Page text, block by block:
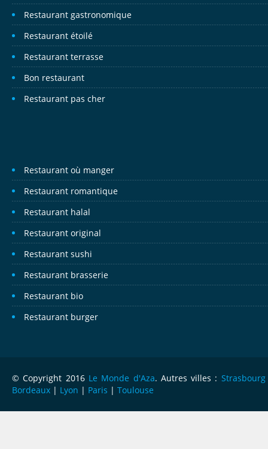
Restaurant gastronomique
Restaurant étoilé
Restaurant terrasse
Bon restaurant
Restaurant pas cher
Restaurant où manger
Restaurant romantique
Restaurant halal
Restaurant original
Restaurant sushi
Restaurant brasserie
Restaurant bio
Restaurant burger
© Copyright 2016 Le Monde d'Aza. Autres villes : Strasbourg
Bordeaux | Lyon | Paris | Toulouse